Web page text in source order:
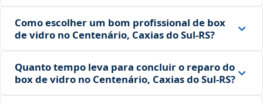
Como escolher um bom profissional de box
de vidro no Centenário, Caxias do Sul‑RS?
Quanto tempo leva para concluir o reparo do
box de vidro no Centenário, Caxias do Sul‑RS?